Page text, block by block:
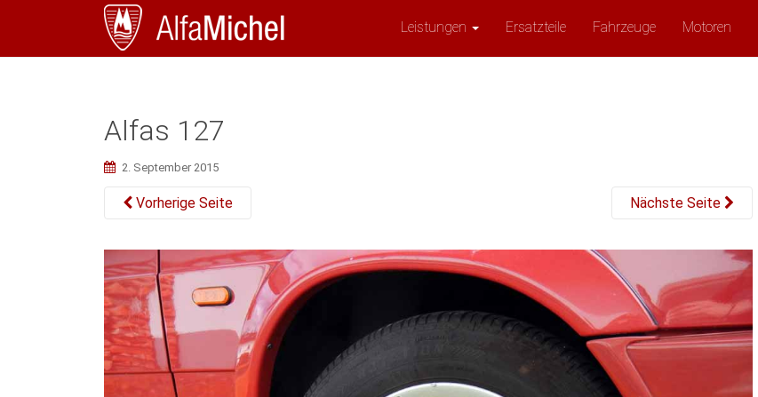
Leistungen Ersatzteile Fahrzeuge Motoren
Alfas 127
2. September 2015
Vorherige Seite Nächste Seite